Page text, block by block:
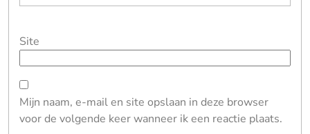
Site
Mijn naam, e-mail en site opslaan in deze browser
voor de volgende keer wanneer ik een reactie plaats.